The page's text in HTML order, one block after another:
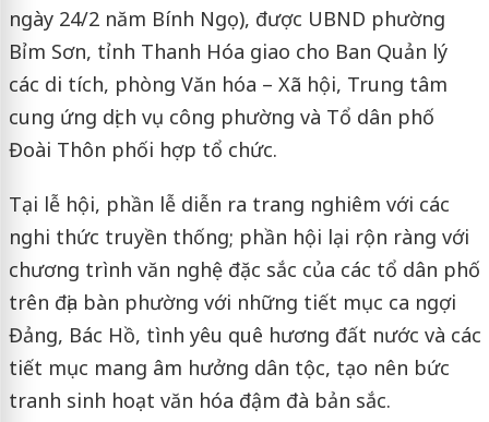
ngày 24/2 năm Bính Ngọ), được UBND phường
Bỉm Sơn, tỉnh Thanh Hóa giao cho Ban Quản lý
các di tích, phòng Văn hóa – Xã hội, Trung tâm
cung ứng dịch vụ công phường và Tổ dân phố
Đoài Thôn phối hợp tổ chức.
Tại lễ hội, phần lễ diễn ra trang nghiêm với các
nghi thức truyền thống; phần hội lại rộn ràng với
chương trình văn nghệ đặc sắc của các tổ dân phố
trên địa bàn phường với những tiết mục ca ngợi
Đảng, Bác Hồ, tình yêu quê hương đất nước và các
tiết mục mang âm hưởng dân tộc, tạo nên bức
tranh sinh hoạt văn hóa đậm đà bản sắc.